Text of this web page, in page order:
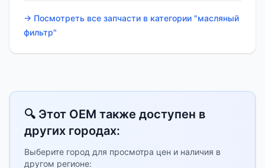
→ Посмотреть все запчасти в категории "масляный
фильтр"
🔍 Этот OEM также доступен в
других городах:
Выберите город для просмотра цен и наличия в
другом регионе: